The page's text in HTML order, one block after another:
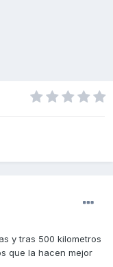
y tras 500 kilometros
que la hacen mejor